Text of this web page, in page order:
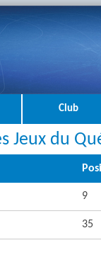
Club
Jeux du
9
35